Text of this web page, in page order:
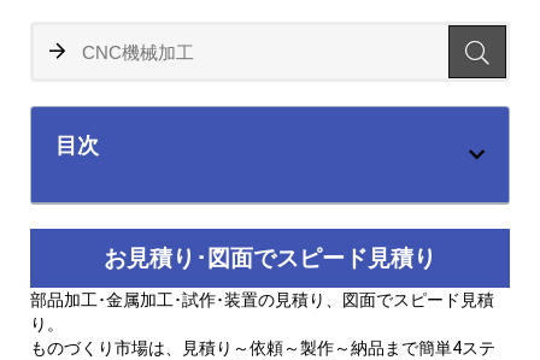
目次
お見積り･図面でスピード見積り
部品加工･金属加工･試作･装置の見積り、図面でスピード見積
り。
ものづくり市場は、見積り～依頼～製作～納品まで簡単4ステ